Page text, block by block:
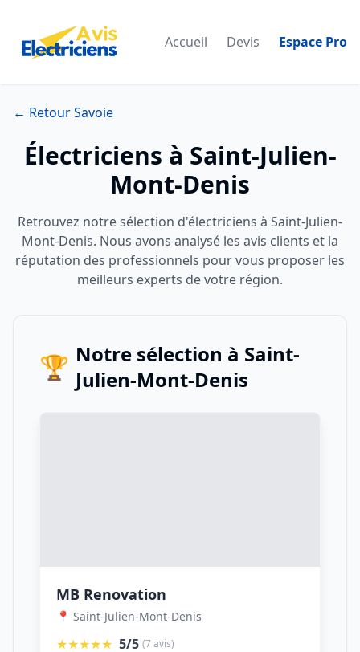
Accueil Devis Espace Pro
← Retour Savoie
Électriciens à Saint-Julien-
Mont-Denis
Retrouvez notre sélection d'électriciens à Saint-Julien-
Mont-Denis. Nous avons analysé les avis clients et la
réputation des professionnels pour vous proposer les
meilleurs experts de votre région.
🏆 Notre sélection à Saint-
Julien-Mont-Denis
MB Renovation
📍 Saint-Julien-Mont-Denis
★★★★★ 5/5 (7 avis)